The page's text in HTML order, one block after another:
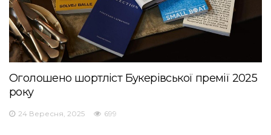
Оголошено шортліст Букерівської премії 2025
року
24 Вересня, 2025 699